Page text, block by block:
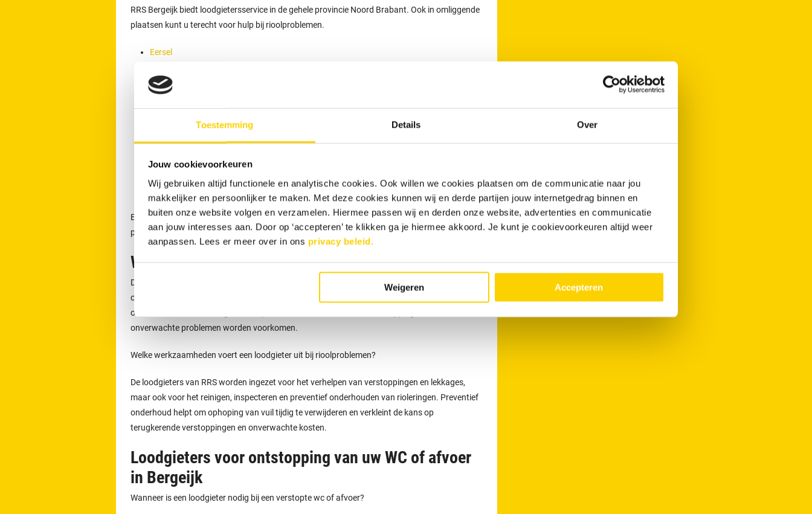
Toestemming Details Over
Jouw cookievoorkeuren
Wij gebruiken altijd functionele en analytische cookies. Ook willen we cookies plaatsen om de communicatie naar jou
makkelijker en persoonlijker te maken. Met deze cookies kunnen wij en derde partijen jouw internetgedrag binnen en
buiten onze website volgen en verzamelen. Hiermee passen wij en derden onze website, advertenties en communicatie
aan jouw interesses aan. Door op ‘accepteren’ te klikken ga je hiermee akkoord. Je kunt je cookievoorkeuren altijd weer
aanpassen. Lees er meer over in ons privacy beleid.
Weigeren Accepteren
RRS Bergeijk biedt loodgietersservice in de gehele provincie Noord Brabant. Ook in omliggende
plaatsen kunt u terecht voor hulp bij rioolproblemen.
Eersel
Waalre
Veldhoven
Hilvarenbeek
Een afspraak voor het ontstoppen van uw afvoermaakt u eenvoudig online. Ook kunt u 24 uur
per dag telefonisch contact opnemen via040 - 7440 300.
Werkzaamheden van onze loodgieters
De loodgieters van RRS worden ingezet voor meer dan alleen het verhelpen van verstoppingen
of lekkages. Zij voeren ook werkzaamheden uit zoals het reinigen, inspecteren en preventief
onderhouden van rioleringen. Door periodiek onderhoud kunnen verstoppingen en
onverwachte problemen worden voorkomen.
Welke werkzaamheden voert een loodgieter uit bij rioolproblemen?
De loodgieters van RRS worden ingezet voor het verhelpen van verstoppingen en lekkages,
maar ook voor het reinigen, inspecteren en preventief onderhouden van rioleringen. Preventief
onderhoud helpt om ophoping van vuil tijdig te verwijderen en verkleint de kans op
terugkerende verstoppingen en onverwachte kosten.
Loodgieters voor ontstopping van uw WC of afvoer
in Bergeijk
Wanneer is een loodgieter nodig bij een verstopte wc of afvoer?